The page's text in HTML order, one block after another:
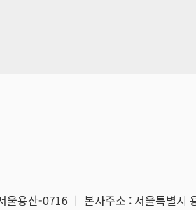
용산-0716 ㅣ 본사주소 : 서울특별시